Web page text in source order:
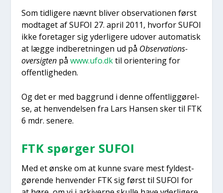
Som tid­li­ge­re nævnt bli­ver obser­va­tio­nen først
mod­ta­get af SUFOI 27. april 2011, hvor­for SUFOI
ikke fore­ta­ger sig yder­li­ge­re udover auto­ma­tisk
at læg­ge ind­be­ret­nin­gen ud på Obser­va­tions­
over­sig­tenpå www.ufo.dktil ori­en­te­ring for
offent­lig­he­den.
Og det er med bag­grund i den­ne offent­lig­gø­rel­
se, at hen­ven­del­sen fra Lars Han­sen sker til FTK
6 mdr. sene­re.
FTK spør­ger SUFOI
Med et ønske om at kun­ne sva­re mest fyl­dest­
gø­ren­de hen­ven­der FTK sig først til SUFOI for